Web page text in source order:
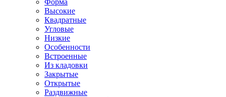
Форма
Высокие
Квадратные
Угловые
Низкие
Особенности
Встроенные
Из кладовки
Закрытые
Открытые
Раздвижные